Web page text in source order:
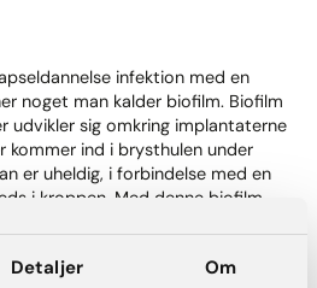
Detaljer Om
infektion med en
noget man kalder biofilm. Biofilm
sig omkring implantaterne
ind i brysthulen under
er uheldig, i forbindelse med en
i kroppen. Med denne biofilm
nødvendigvis skyldes mangel